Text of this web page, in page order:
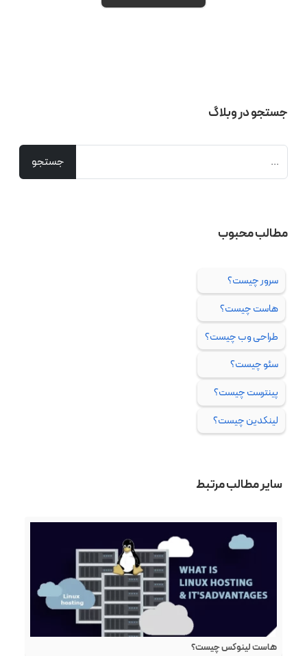
جستجو در وبلاگ
مطالب محبوب
سرور چیست؟
هاست چیست؟
طراحی وب چیست؟
سئو چیست؟
پینترست چیست؟
لینکدین چیست؟
سایر مطالب مرتبط
هاست لینوکس چیست؟